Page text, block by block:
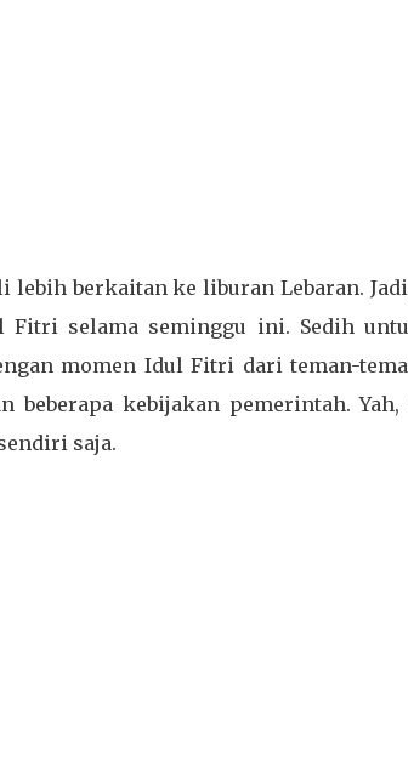
lebih berkaitan ke liburan Lebaran.
Fitri selama seminggu ini. Sedih
momen Idul Fitri dari teman-
beberapa kebijakan pemerintah.
saja.